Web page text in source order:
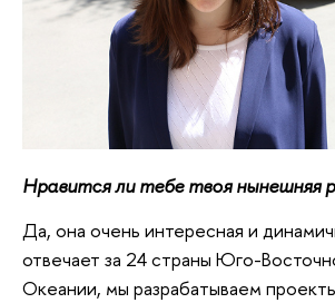
Нравится ли тебе твоя нынешняя
Да, она очень интересная и
отвечает за 24 страны Юго-
Океании, мы разрабатываем